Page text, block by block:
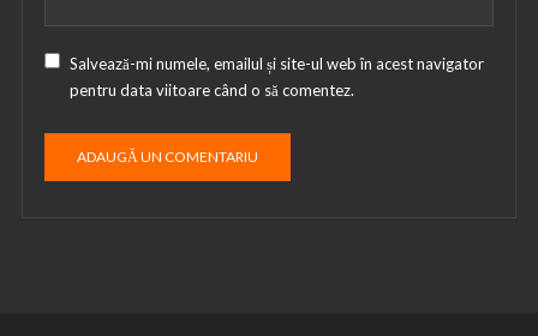
Salvează-mi numele, emailul și site-ul web în acest navigator
pentru data viitoare când o să comentez.